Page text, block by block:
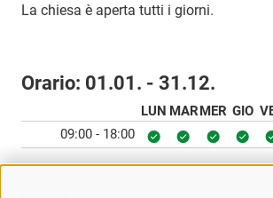
La chiesa è aperta tutti i giorni.
Orario: 01.01. - 31.12.
LUN MARMER GIO
09:00 - 18:00